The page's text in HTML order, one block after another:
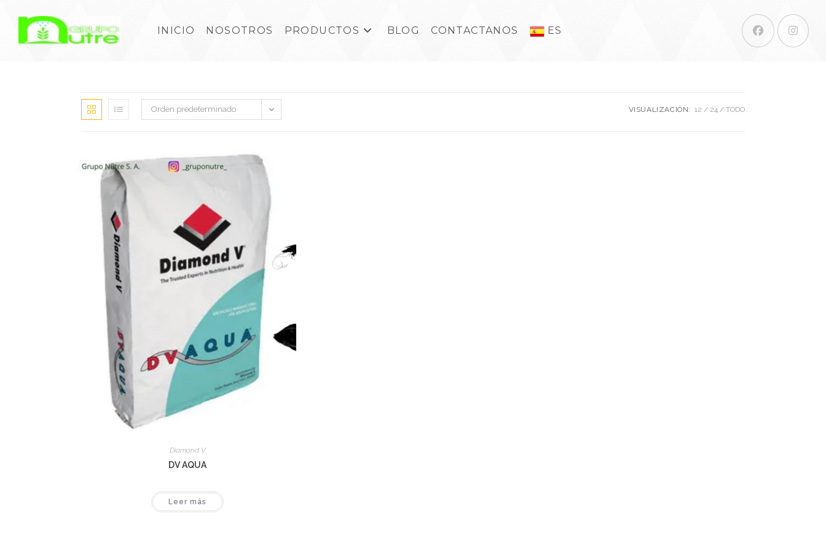
INICIO NOSOTROS PRODUCTOS BLOG CONTACTANOS ES
Orden predeterminado VISUALIZACIÓN: 12 24 TODO
Diamond V
DV AQUA
Leer más